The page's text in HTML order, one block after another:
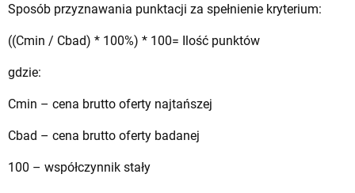
Sposób przyznawania punktacji za spełnienie kryterium:
((Cmin / Cbad) * 100%) * 100= Ilość punktów
gdzie:
Cmin – cena brutto oferty najtańszej
Cbad – cena brutto oferty badanej
100 – współczynnik stały